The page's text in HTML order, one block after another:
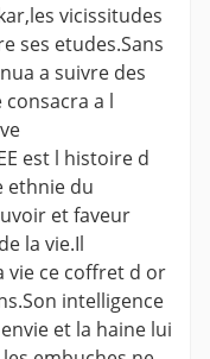
vicissitudes
ses etudes.Sans
a suivre des
a l
est l histoire d
ethnie du
et faveur
la vie.Il
vie ce coffret d or
intelligence
et la haine lui